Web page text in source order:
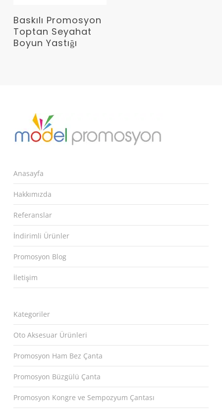
Devamını Oku
Baskılı Promosyon
Toptan Seyahat
Boyun Yastığı
Anasayfa
Hakkımızda
Referanslar
İndirimli Ürünler
Promosyon Blog
İletişim
Kategoriler
Oto Aksesuar Ürünleri
Promosyon Ham Bez Çanta
Promosyon Büzgülü Çanta
Promosyon Kongre ve Sempozyum Çantası